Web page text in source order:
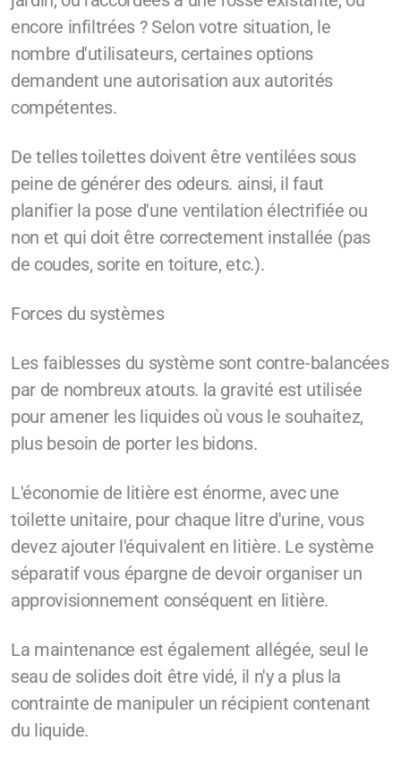
encore infiltrées ? Selon votre situation, le
nombre d'utilisateurs, certaines options
demandent une autorisation aux autorités
compétentes.
De telles toilettes doivent être ventilées sous
peine de générer des odeurs. ainsi, il faut
planifier la pose d'une ventilation électrifiée ou
non et qui doit être correctement installée (pas
de coudes, sorite en toiture, etc.).
Forces du systèmes
Les faiblesses du système sont contre-balancées
par de nombreux atouts. la gravité est utilisée
pour amener les liquides où vous le souhaitez,
plus besoin de porter les bidons.
L'économie de litière est énorme, avec une
toilette unitaire, pour chaque litre d'urine, vous
devez ajouter l'équivalent en litière. Le système
séparatif vous épargne de devoir organiser un
approvisionnement conséquent en litière.
La maintenance est également allégée, seul le
seau de solides doit être vidé, il n'y a plus la
contrainte de manipuler un récipient contenant
du liquide.